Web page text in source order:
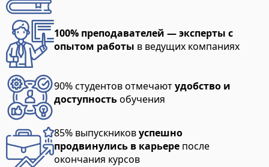
100% преподавателей — эксперты с
опытом работы в ведущих компаниях
90% студентов отмечаютудобство и
доступностьобучения
85% выпускниковуспешно
продвинулись в карьере после
окончания курсов